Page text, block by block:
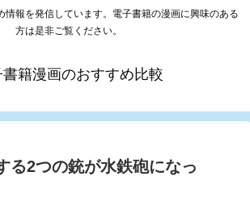
情報を発信しています。電子書籍の漫画に興味のある
方は是非ご覧ください。
書籍漫画のおすすめ比較
る2つの銃が水鉄砲になっ